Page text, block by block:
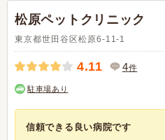
松原ペットクリニック
東京都世田谷区松原6-11-1
4.11 4件
駐車場あり
信頼できる良い病院です